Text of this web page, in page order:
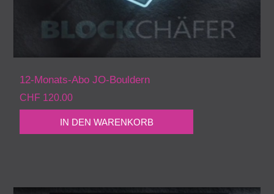
12-Monats-Abo JO-Bouldern
CHF 120.00